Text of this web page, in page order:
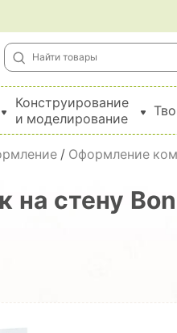
Конструирование
и моделирование
/ Оформление
на стену